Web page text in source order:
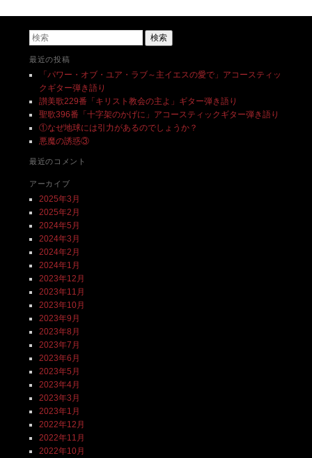
検索
最近の投稿
「パワー・オブ・ユア・ラブ～主イエスの愛で」アコースティッ
クギター弾き語り
讃美歌229番「キリスト教会の主よ」ギター弾き語り
聖歌396番「十字架のかげに」アコースティックギター弾き語り
①なぜ地球には引力があるのでしょうか？
悪魔の誘惑③
最近のコメント
アーカイブ
2025年3月
2025年2月
2024年5月
2024年3月
2024年2月
2024年1月
2023年12月
2023年11月
2023年10月
2023年9月
2023年8月
2023年7月
2023年6月
2023年5月
2023年4月
2023年3月
2023年1月
2022年12月
2022年11月
2022年10月